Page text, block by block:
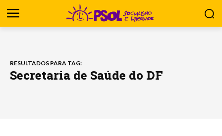
RESULTADOS PARA TAG:
Secretaria de Saúde do DF